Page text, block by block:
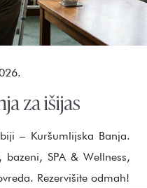
za išijas
– Kuršumlijska Banja.
SPA & Wellness,
Rezervišite odmah!